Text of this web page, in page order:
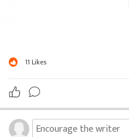
11 Likes